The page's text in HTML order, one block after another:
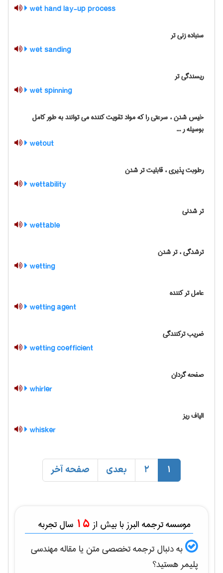
wet hand lay-up process
سنباده زنی تر
wet sanding
ریسندگی تر
wet spinning
خیس شدن ، سرعتی را که مواد تقویت کننده می توانند به طور کامل
بوسیله ر ...
wetout
رطوبت پذیری ، قابلیت تر شدن
wettability
تر شدنی
wettable
ترشدگی ، تر شدن
wetting
عامل تر کننده
wetting agent
ضریب ترکنندگی
wetting coefficient
صفحه گردان
whirler
الیاف ریز
whisker
1
2 بعدی صفحه آخر
موسسه ترجمه البرز با بیش از 15 سال تجربه
به دنبال ترجمه تخصصی متن یا مقالهمهندسی
پليمرهستید؟